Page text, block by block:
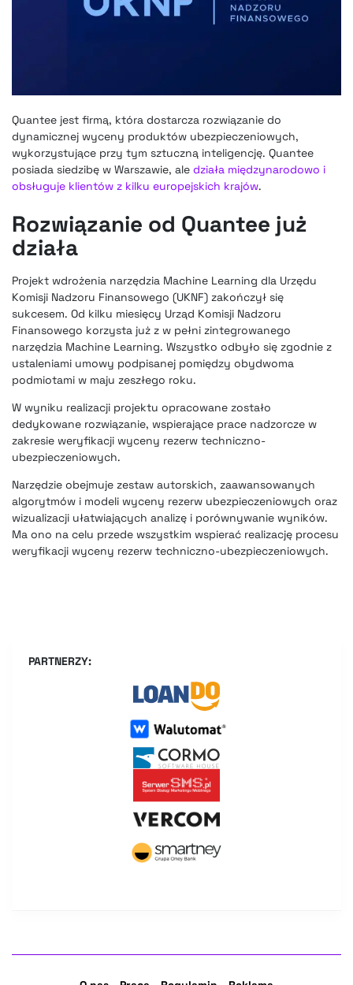
Quantee jest firmą, która dostarcza rozwiązanie do
dynamicznej wyceny produktów ubezpieczeniowych,
wykorzystujące przy tym sztuczną inteligencję. Quantee
posiada siedzibę w Warszawie, ale działa międzynarodowo i
obsługuje klientów z kilku europejskich krajów.
Rozwiązanie od Quantee już
działa
Projekt wdrożenia narzędzia Machine Learning dla Urzędu
Komisji Nadzoru Finansowego (UKNF) zakończył się
sukcesem. Od kilku miesięcy Urząd Komisji Nadzoru
Finansowego korzysta już z w pełni zintegrowanego
narzędzia Machine Learning. Wszystko odbyło się zgodnie z
ustaleniami umowy podpisanej pomiędzy obydwoma
podmiotami w maju zeszłego roku.
W wyniku realizacji projektu opracowane zostało
dedykowane rozwiązanie, wspierające prace nadzorcze w
zakresie weryfikacji wyceny rezerw techniczno-
ubezpieczeniowych.
Narzędzie obejmuje zestaw autorskich, zaawansowanych
algorytmów i modeli wyceny rezerw ubezpieczeniowych oraz
wizualizacji ułatwiających analizę i porównywanie wyników.
Ma ono na celu przede wszystkim wspierać realizację procesu
weryfikacji wyceny rezerw techniczno-ubezpieczeniowych.
PARTNERZY: